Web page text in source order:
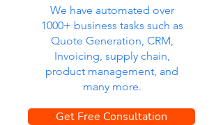
We have automated over
1000+ business tasks such as
Quote Generation, CRM,
Invoicing, supply chain,
product management, and
many more.
Get Free Consultation